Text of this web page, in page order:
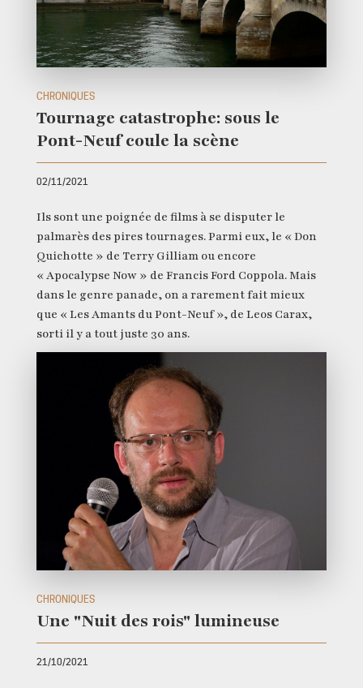
CHRONIQUES
Tournage catastrophe: sous le
Pont-Neuf coule la scène
02/11/2021
Ils sont une poignée de films à se disputer le
palmarès des pires tournages. Parmi eux, le « Don
Quichotte » de Terry Gilliam ou encore
« Apocalypse Now » de Francis Ford Coppola. Mais
dans le genre panade, on a rarement fait mieux
que « Les Amants du Pont-Neuf », de Leos Carax,
sorti il y a tout juste 30 ans.
CHRONIQUES
Une "Nuit des rois" lumineuse
21/10/2021